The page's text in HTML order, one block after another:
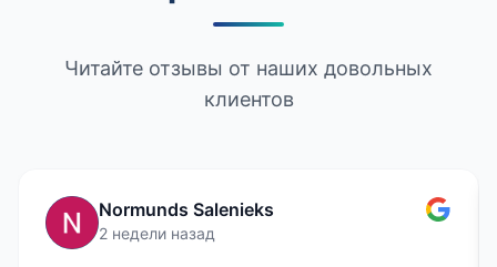
Читайте отзывы от наших довольных
клиентов
Normunds Salenieks
2 недели назад